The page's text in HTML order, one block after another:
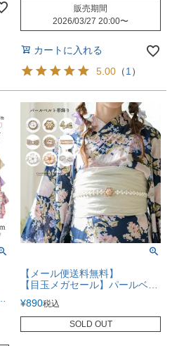
販売期間
2026/03/27 20:00〜
カートに入れる
5.00 （1 ）
【メール便送料無料】
【目玉メガセール】パールベルト キラキラ帯飾り 和装アクセサリー ゴムベルト キッズ ジュニア レディース 細ベルト ドレス その他アクセサリー・小物 キャサリンコテージ YUP12《メール便優先商品》
¥890税込
SOLD OUT